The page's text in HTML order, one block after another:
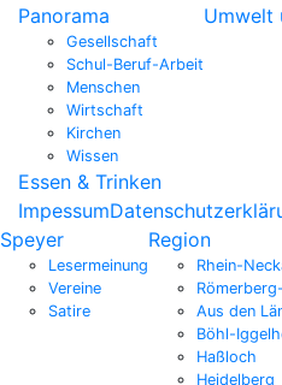
Panorama
Gesellschaft
Schul-Beruf-Arbeit
Menschen
Wirtschaft
Kirchen
Wissen
Umwelt
Essen & Trinken
Impessum
Speyer
Lesermeinung
Vereine
Satire
Region
Rhein-
Aus den
Böhl-
Haßloch
Heidelberg